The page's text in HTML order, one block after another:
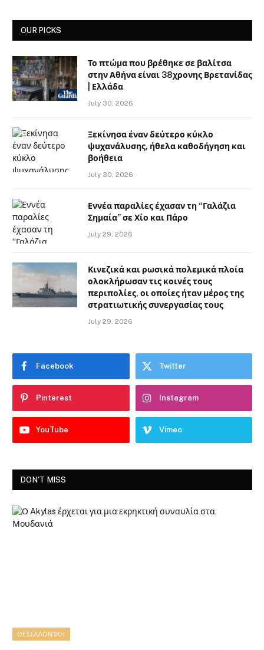
OUR PICKS
Το πτώμα που βρέθηκε σε βαλίτσα
στην Αθήνα είναι 38χρονης Βρετανίδας
| Ελλάδα
July 30, 2026
Ξεκίνησα έναν δεύτερο κύκλο
ψυχανάλυσης, ήθελα καθοδήγηση και
βοήθεια
July 30, 2026
Εννέα παραλίες έχασαν τη “Γαλάζια
Σημαία” σε Χίο και Πάρο
July 29, 2026
Κινεζικά και ρωσικά πολεμικά πλοία
ολοκλήρωσαν τις κοινές τους
περιπολίες, οι οποίες ήταν μέρος της
στρατιωτικής συνεργασίας τους
July 29, 2026
Facebook Twitter
Pinterest Instagram
YouTube Vimeo
DON'T MISS
ΘΕΣΣΑΛΟΝΊΚΗ